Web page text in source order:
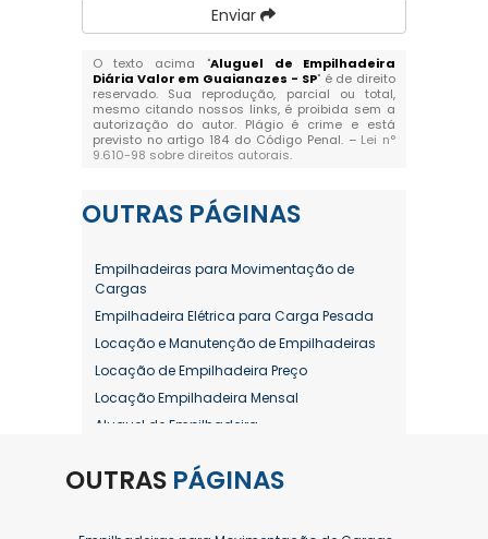
Enviar
O texto acima "Aluguel de Empilhadeira
Diária Valor em Guaianazes - SP" é de direito
reservado. Sua reprodução, parcial ou total,
mesmo citando nossos links, é proibida sem a
autorização do autor. Plágio é crime e está
previsto no artigo 184 do Código Penal. – Lei n°
9.610-98 sobre direitos autorais.
OUTRAS PÁGINAS
Empilhadeiras para Movimentação de
Cargas
Empilhadeira Elétrica para Carga Pesada
Locação e Manutenção de Empilhadeiras
Locação de Empilhadeira Preço
Locação Empilhadeira Mensal
Aluguel de Empilhadeira
Aluguel de Empilhadeira Diária Valor
Aluguel de Empilhadeira Elétrica Preço
OUTRAS PÁGINAS